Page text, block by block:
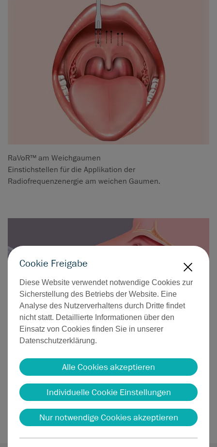
X
Cookie Freigabe
Diese Website verwendet notwendige Cookies zur
Sicherstellung des Betriebs der Website. Eine
Analyse des Nutzerverhaltens durch Dritte findet
nicht statt. Detaillierte Informationen über den
Einsatz von Cookies finden Sie in unserer
Datenschutzerklärung.
Alle Cookies akzeptieren
Individuelle Cookie Einstellungen
Nur notwendige Cookies akzeptieren
RaVoR™ am Weichgaumen
Einstichstellen für die Applikation der
Radiofrequenzenergie am weichen Gaumen.
RaVoR™ am Zungengrund
Das Instrument ermöglicht es, die Behandlung am
hinteren Ende des Zungengrundes durchzuführen.